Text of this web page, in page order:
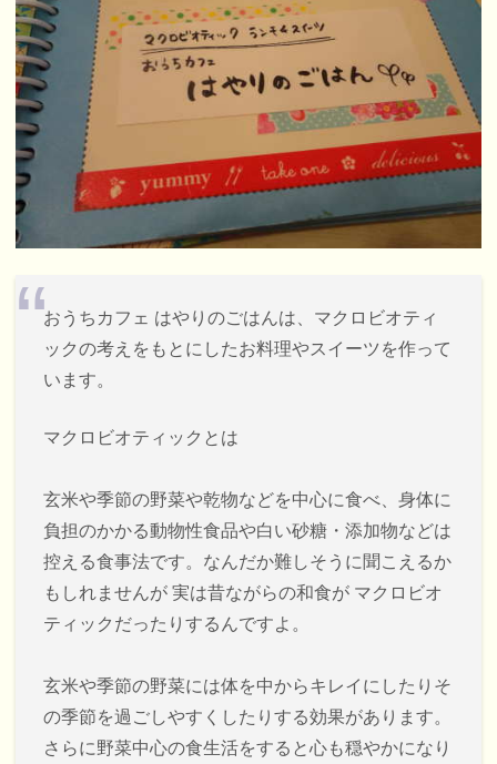
おうちカフェ はやりのごはんは、マクロビオティ
ックの考えをもとにしたお料理やスイーツを作って
います。
マクロビオティックとは
玄米や季節の野菜や乾物などを中心に食べ、身体に
負担のかかる動物性食品や白い砂糖・添加物などは
控える食事法です。なんだか難しそうに聞こえるか
もしれませんが 実は昔ながらの和食が マクロビオ
ティックだったりするんですよ。
玄米や季節の野菜には体を中からキレイにしたりそ
の季節を過ごしやすくしたりする効果があります。
さらに野菜中心の食生活をすると心も穏やかになり